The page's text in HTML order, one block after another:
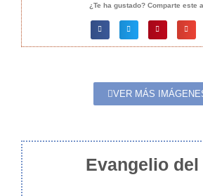
¿Te ha gustado? Comparte este
VER MÁS
Evangelio del